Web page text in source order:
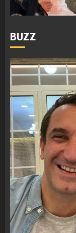
BUZZ